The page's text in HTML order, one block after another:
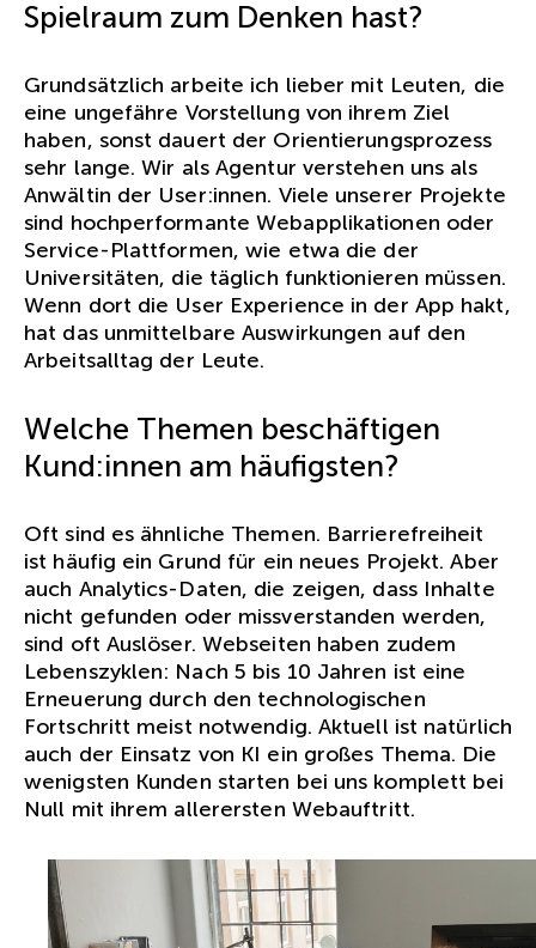
Spielraum zum Denken hast?
Grundsätzlich arbeite ich lieber mit Leuten, die
eine ungefähre Vorstellung von ihrem Ziel
haben, sonst dauert der Orientierungsprozess
sehr lange. Wir als Agentur verstehen uns als
Anwältin der User:innen. Viele unserer Projekte
sind hochperformante Webapplikationen oder
Service-Plattformen, wie etwa die der
Universitäten, die täglich funktionieren müssen.
Wenn dort die User Experience in der App hakt,
hat das unmittelbare Auswirkungen auf den
Arbeitsalltag der Leute.
Welche Themen beschäftigen
Kund:innen am häufigsten?
Oft sind es ähnliche Themen. Barrierefreiheit
ist häufig ein Grund für ein neues Projekt. Aber
auch Analytics-Daten, die zeigen, dass Inhalte
nicht gefunden oder missverstanden werden,
sind oft Auslöser. Webseiten haben zudem
Lebenszyklen: Nach 5 bis 10 Jahren ist eine
Erneuerung durch den technologischen
Fortschritt meist notwendig. Aktuell ist natürlich
auch der Einsatz von KI ein großes Thema. Die
wenigsten Kunden starten bei uns komplett bei
Null mit ihrem allerersten Webauftritt.